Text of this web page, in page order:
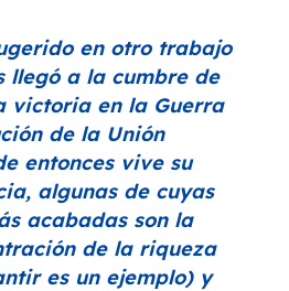
en otro trabajo
llegó a la cumbre de
victoria en la Guerra
de la Unión
entonces vive su
algunas de cuyas
acabadas son la
de la riqueza
es un ejemplo) y